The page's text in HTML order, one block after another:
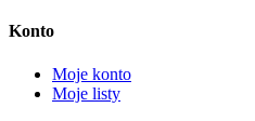
Konto
Moje konto
Moje listy